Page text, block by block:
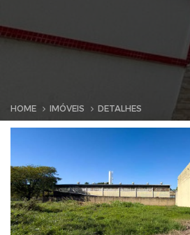
HOME IMÓVEIS DETALHES